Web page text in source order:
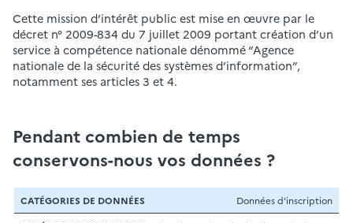
Cette mission d’intérêt public est mise en œuvre par le
décret n° 2009-834 du 7 juillet 2009 portant création d’un
service à compétence nationale dénommé “Agence
nationale de la sécurité des systèmes d’information”,
notamment ses articles 3 et 4.
Pendant combien de temps
conservons-nous vos données ?
Catégories
de
Durée de
Données d’inscription